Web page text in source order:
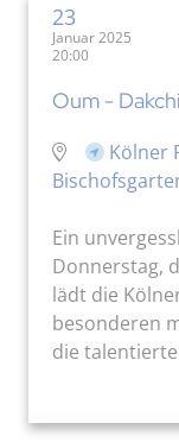
23
Januar 2025
20:00
Oum - Dakchi
Kölner
Ein
Donnerstag,
lädt die
besonderen
die